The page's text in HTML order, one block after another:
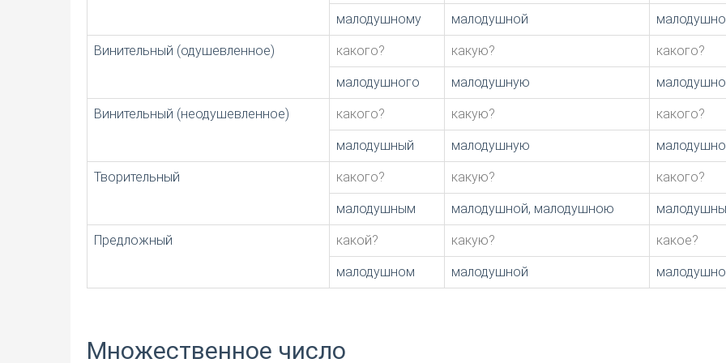
малодушному малодушной
Винительный (одушевленное) какого? какую? какого?
малодушного малодушную
Винительный (неодушевленное) какого? какую? какого?
малодушный малодушную
Творительный какого? какую? какого?
малодушным малодушной, малодушною
Предложный какой? какую? какое?
малодушном малодушной
Множественное число